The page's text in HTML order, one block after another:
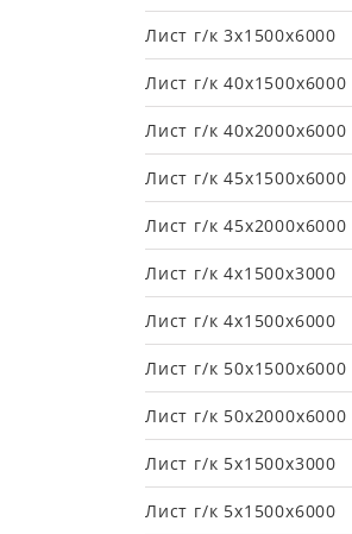
Лист г/к 3х1500х6000
Лист г/к 40х1500х6000
Лист г/к 40х2000х6000
Лист г/к 45х1500х6000
Лист г/к 45х2000х6000
Лист г/к 4х1500х3000
Лист г/к 4х1500х6000
Лист г/к 50х1500х6000
Лист г/к 50х2000х6000
Лист г/к 5х1500х3000
Лист г/к 5х1500х6000